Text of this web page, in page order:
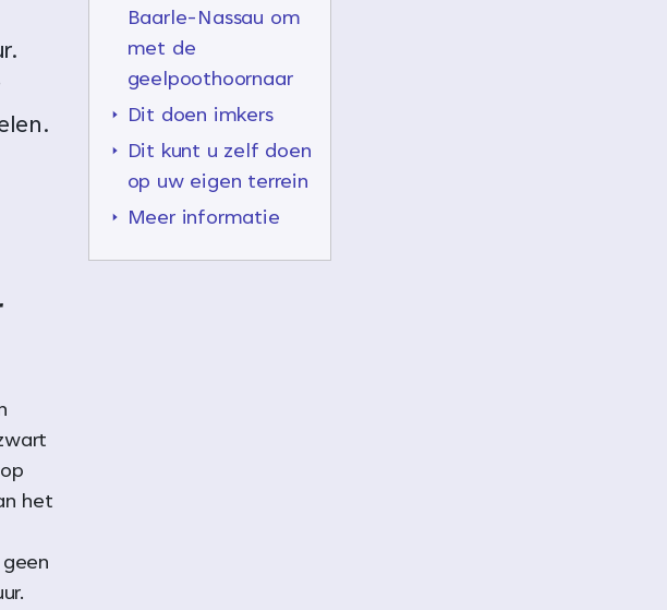
het
Baarle-Nassau om
met de
geelpoothoornaar
Dit doen imkers
Dit kunt u zelf doen
op uw eigen terrein
Meer informatie